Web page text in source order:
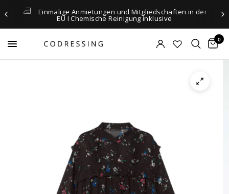
Einmalige Anmietungen und Mitgliedschaften in der
EU I Chemische Reinigung inklusive
0